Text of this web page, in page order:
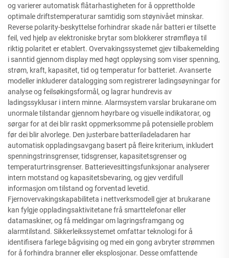
og varierer automatisk flåtarhastigheten for å opprettholde
optimale driftstemperaturar samtidig som støynivået minskar.
Reverse polarity-beskyttelse forhindrar skade når batteri er tilsette
feil, ved hjelp av elektroniske brytar som blokkerer strømfløya til
riktig polaritet er etablert. Overvakingssystemet gjev tilbakemelding
i sanntid gjennom display med høgt oppløysing som viser spenning,
strøm, kraft, kapasitet, tid og temperatur for batteriet. Avanserte
modeller inkluderer datalogging som registrerer ladingsøyningar for
analyse og feilsøkingsformål, og lagrar hundrevis av
ladingssyklusar i intern minne. Alarmsystem varslar brukarane om
unormale tilstandar gjennom høyrbare og visuelle indikatorar, og
sørgar for at dei blir raskt oppmerksomme på potensielle problem
før dei blir alvorlege. Den justerbare batteriladeladaren har
automatisk oppladingsavgang basert på fleire kriterium, inkludert
spenningstrinsgrenser, tidsgrenser, kapasitetsgrenser og
temperaturtrinsgrenser. Batterievesittingsfunksjonar analyserer
intern motstand og kapasitetsbevaring, og gjev verdifull
informasjon om tilstand og forventad levetid.
Fjernovervakingskapabiliteta i nettverksmodell gjer at brukarane
kan fylgje oppladingsaktivitetane frå smarttelefonar eller
datamaskiner, og få meldingar om lagringsframgang og
alarmtilstand. Sikkerleikssystemet omfattar teknologi for å
identifisera farlege bågvising og med ein gong avbryter strømmen
for å forhindra branner eller eksplosjonar. Desse omfattende